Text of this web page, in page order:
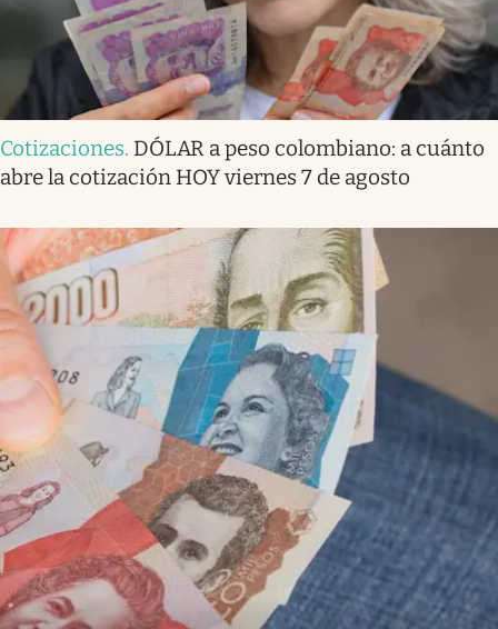
Cotizaciones. DÓLAR a peso colombiano: a cuánto
abre la cotización HOY viernes 7 de agosto